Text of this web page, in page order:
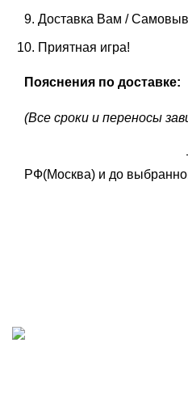
Доставка Вам /
Приятная игра!
Пояснения по доставке:
(Все сроки и переносы
РФ(Москва) и до